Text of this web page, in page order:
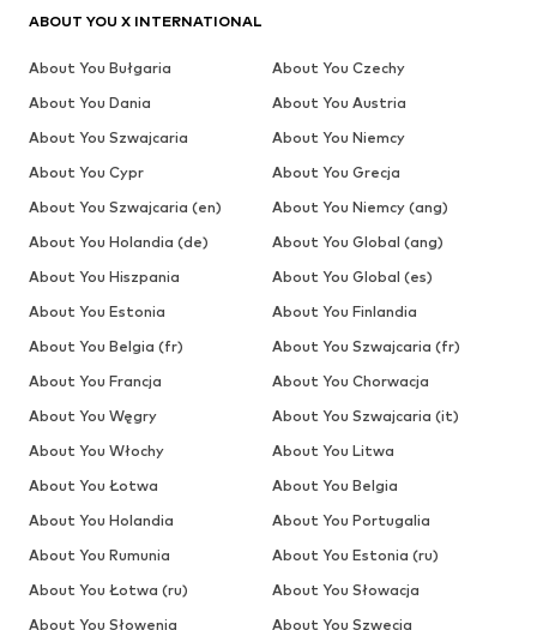
ABOUT YOU X INTERNATIONAL
About You Bułgaria
About You Czechy
About You Dania
About You Austria
About You Szwajcaria
About You Niemcy
About You Cypr
About You Grecja
About You Szwajcaria (en)
About You Niemcy (ang)
About You Holandia (de)
About You Global (ang)
About You Hiszpania
About You Global (es)
About You Estonia
About You Finlandia
About You Belgia (fr)
About You Szwajcaria (fr)
About You Francja
About You Chorwacja
About You Węgry
About You Szwajcaria (it)
About You Włochy
About You Litwa
About You Łotwa
About You Belgia
About You Holandia
About You Portugalia
About You Rumunia
About You Estonia (ru)
About You Łotwa (ru)
About You Słowacja
About You Słowenia
About You Szwecja